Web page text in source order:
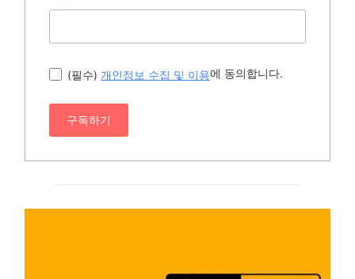
(필수) 개인정보 수집 및 이용에 동의합니다.
구독하기